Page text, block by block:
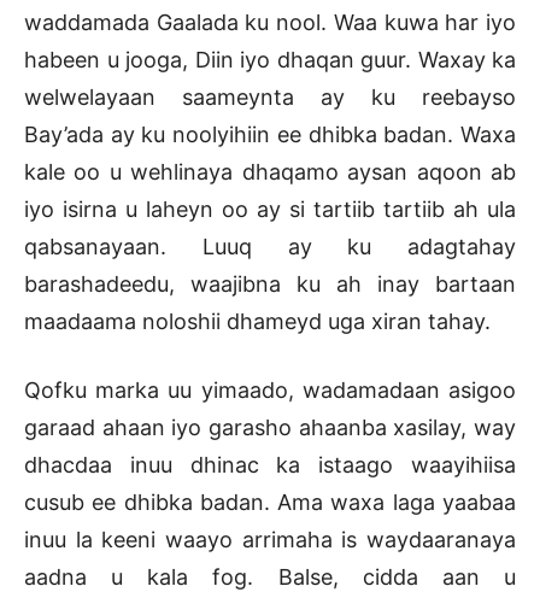
waddamada Gaalada ku nool. Waa kuwa har iyo
habeen u jooga, Diin iyo dhaqan guur. Waxay ka
welwelayaan saameynta ay ku reebayso
Bay’ada ay ku noolyihiin ee dhibka badan. Waxa
kale oo u wehlinaya dhaqamo aysan aqoon ab
iyo isirna u laheyn oo ay si tartiib tartiib ah ula
qabsanayaan. Luuq ay ku adagtahay
barashadeedu, waajibna ku ah inay bartaan
maadaama noloshii dhameyd uga xiran tahay.
Qofku marka uu yimaado, wadamadaan asigoo
garaad ahaan iyo garasho ahaanba xasilay, way
dhacdaa inuu dhinac ka istaago waayihiisa
cusub ee dhibka badan. Ama waxa laga yaabaa
inuu la keeni waayo arrimaha is waydaaranaya
aadna u kala fog. Balse, cidda aan u